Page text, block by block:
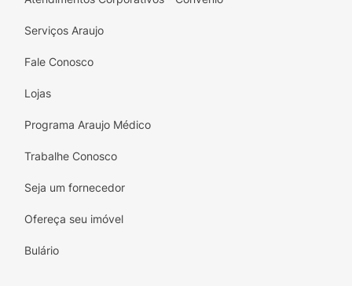
Serviços Araujo
Fale Conosco
Lojas
Programa Araujo Médico
Trabalhe Conosco
Seja um fornecedor
Ofereça seu imóvel
Bulário